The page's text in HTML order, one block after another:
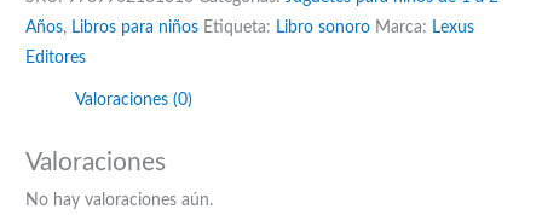
Años, Libros para niños Etiqueta: Libro sonoro Marca: Lexus
Editores
Valoraciones (0)
Valoraciones
No hay valoraciones aún.